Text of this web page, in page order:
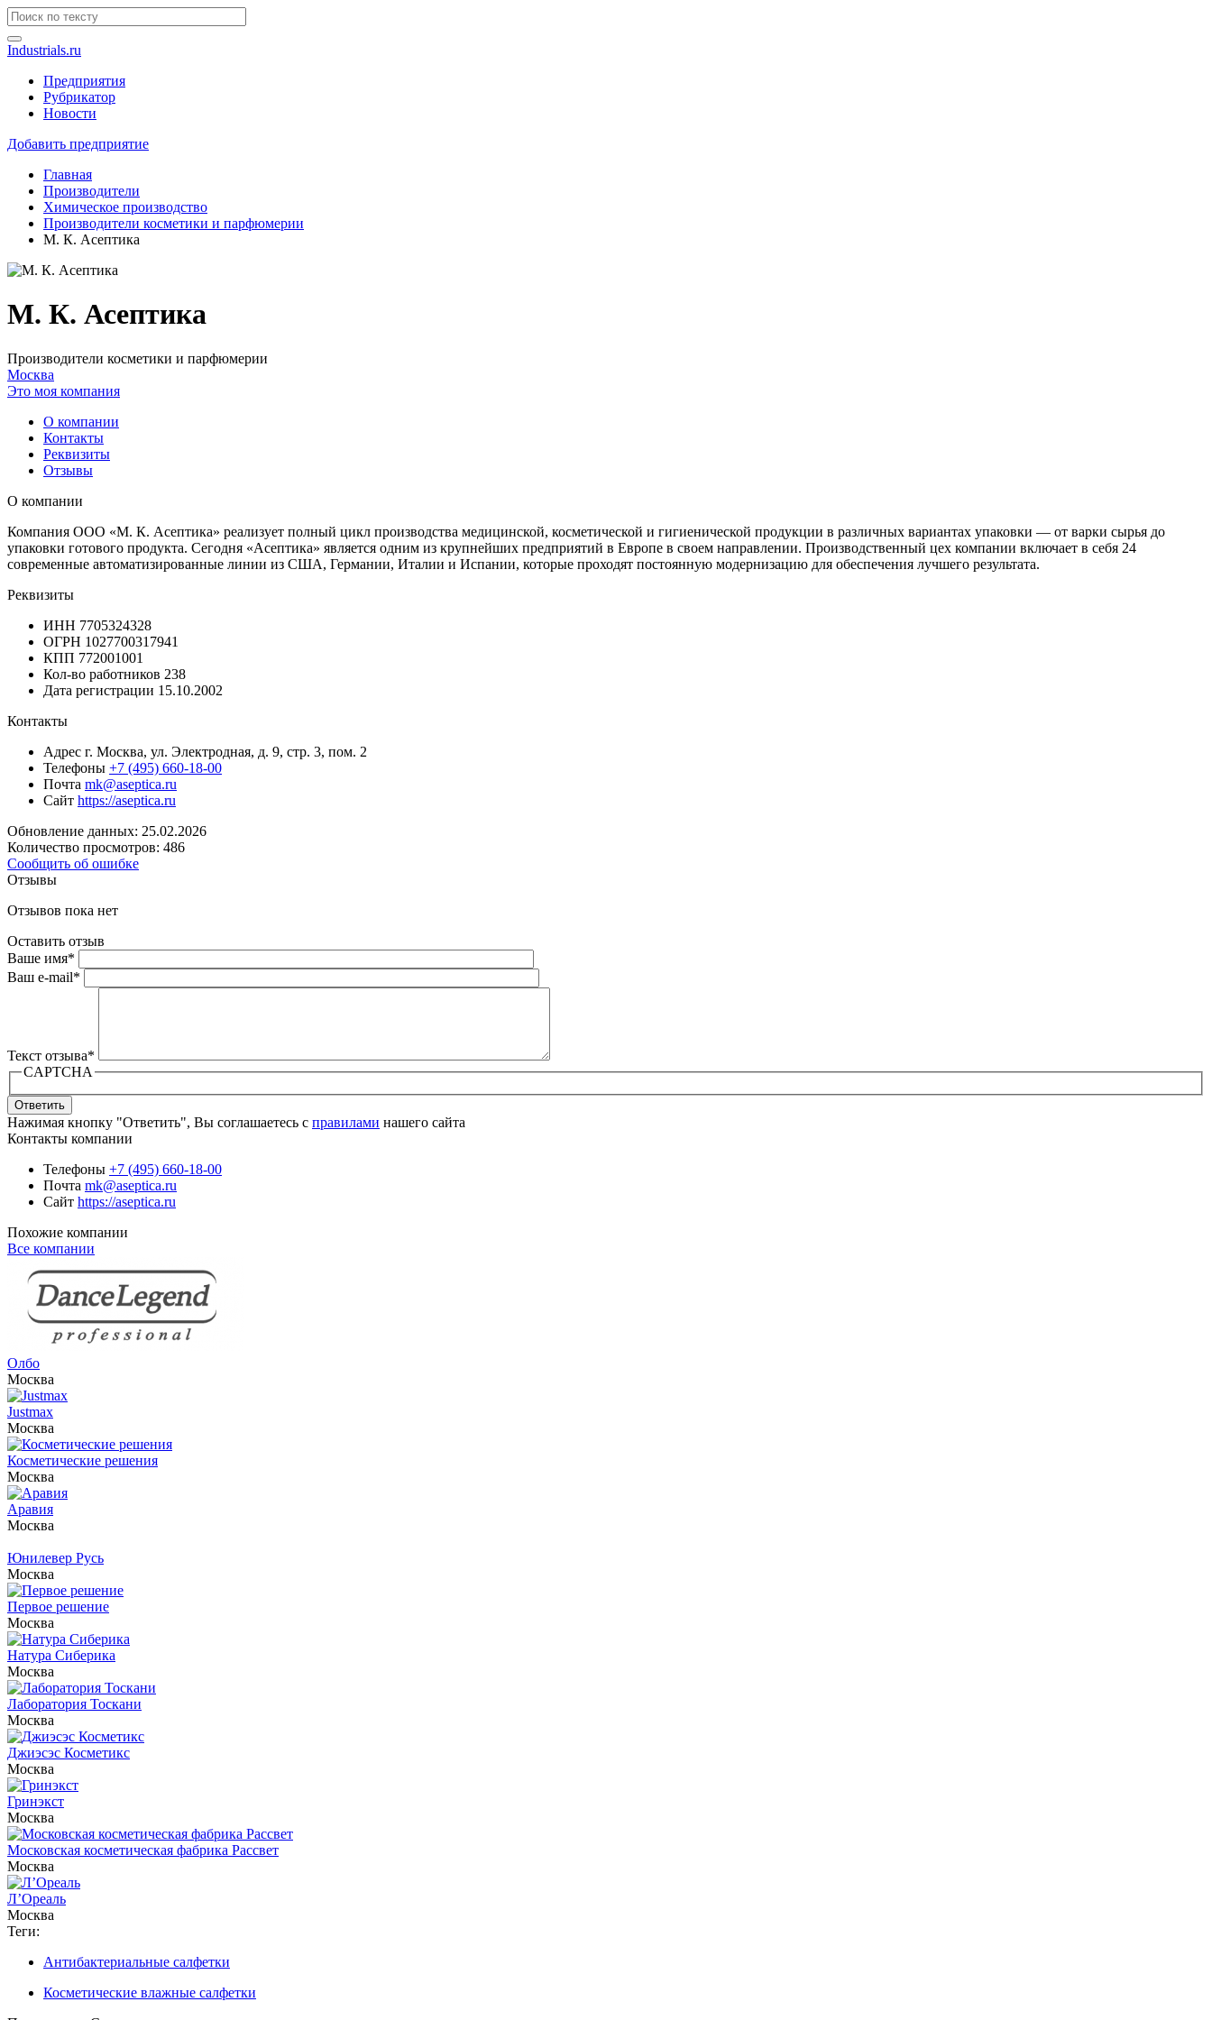
Industrials.ru
Предприятия
Рубрикатор
Новости
Добавить предприятие
Главная
Производители
Химическое производство
Производители косметики и парфюмерии
М. К. Асептика
М. К. Асептика
Производители косметики и парфюмерии
Москва
Это моя компания
О компании
Контакты
Реквизиты
Отзывы
О компании
Компания ООО «М. К. Асептика» реализует полный цикл производства медицинской, косметической и гигиенической продукции в различных вариантах упаковки — от варки сырья до
упаковки готового продукта. Сегодня «Асептика» является одним из крупнейших предприятий в Европе в своем направлении. Производственный цех компании включает в себя 24
современные автоматизированные линии из США, Германии, Италии и Испании, которые проходят постоянную модернизацию для обеспечения лучшего результата.
Реквизиты
ИНН 7705324328
ОГРН 1027700317941
КПП 772001001
Кол-во работников 238
Дата регистрации 15.10.2002
Контакты
Адрес г. Москва, ул. Электродная, д. 9, стр. 3, пом. 2
Телефоны +7 (495) 660-18-00
Почта mk@aseptica.ru
Сайт https://aseptica.ru
Обновление данных: 25.02.2026
Количество просмотров: 486
Сообщить об ошибке
Отзывы
Отзывов пока нет
Оставить отзыв
Ваше имя*
Ваш e-mail*
Текст отзыва*
CAPTCHA
Ответить
Нажимая кнопку "Ответить", Вы соглашаетесь с правилами нашего сайта
Контакты компании
Телефоны +7 (495) 660-18-00
Почта mk@aseptica.ru
Сайт https://aseptica.ru
Похожие компании
Все компании
Олбо
Москва
Justmax
Москва
Косметические решения
Москва
Аравия
Москва
Юнилевер Русь
Москва
Первое решение
Москва
Натура Сиберика
Москва
Лаборатория Тоскани
Москва
Джиэсэс Косметикс
Москва
Гринэкст
Москва
Московская косметическая фабрика Рассвет
Москва
Л’Ореаль
Москва
Теги:
Антибактериальные салфетки
Косметические влажные салфетки